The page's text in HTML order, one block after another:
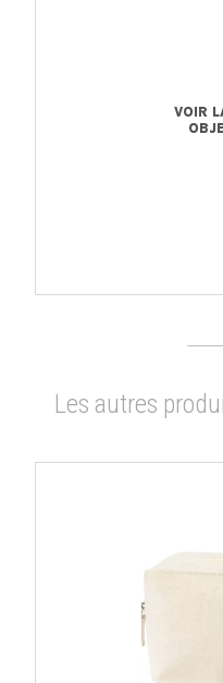
VOIR
Les autres